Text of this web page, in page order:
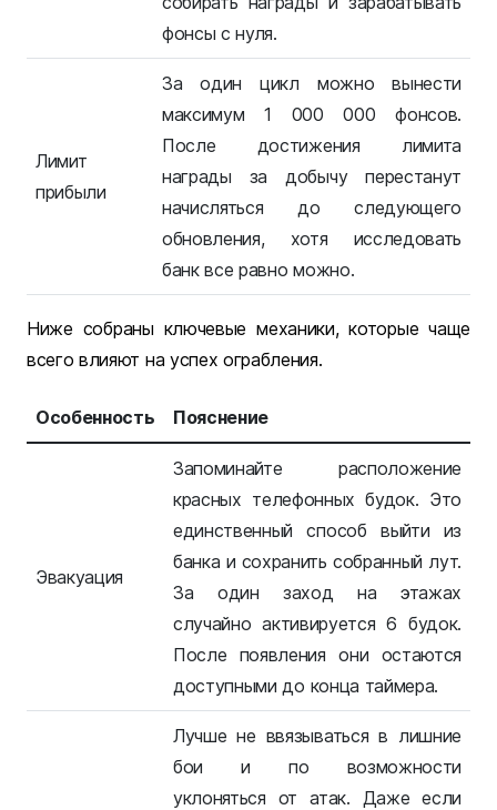
фонсы с нуля.
Лимит
прибыли
За один цикл можно вынести
максимум 1 000 000 фонсов.
После достижения лимита
награды за добычу перестанут
начисляться до следующего
обновления, хотя исследовать
банк все равно можно.
Ниже собраны ключевые механики, которые чаще
всего влияют на успех ограбления.
Особенность Пояснение
Эвакуация
Запоминайте расположение
красных телефонных будок. Это
единственный способ выйти из
банка и сохранить собранный лут.
За один заход на этажах
случайно активируется 6 будок.
После появления они остаются
доступными до конца таймера.
Лучше не ввязываться в лишние
бои и по возможности
уклоняться от атак. Даже если